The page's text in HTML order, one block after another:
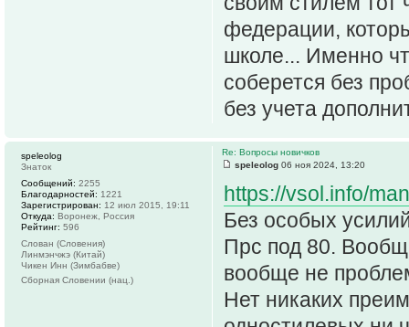
федерации,
школе... Именно
соберется без
без учета
Re: Вопросы новичков
speleolog 06 ноя 2024, 13:20
https://vsol.info/
Без особых
Прс под 80.
вообще не
Нет никаких
speleolog
Знаток
Сообщений: 2255
Благодарностей: 1221
Зарегистрирован: 12 июл 2015, 19:11
Откуда: Воронеж, Россия
Рейтинг: 596
Слован (Словения)
Линмэнчжэ (Китай)
Чикен Инн (Зимбабве)
Сборная Словении (нац.)